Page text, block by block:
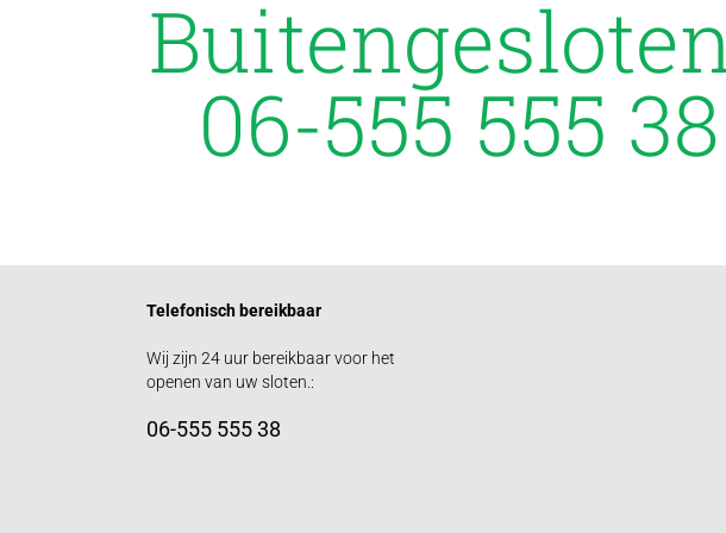
06-555 555 38
Telefonisch bereikbaar
Wij zijn 24 uur bereikbaar voor het
openen van uw sloten.:
06-555 555 38